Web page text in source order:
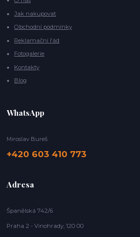
Jak nakupovat
Obchodní podmínky
Reklamační řád
Fotogalerie
Kontakty
Blog
WhatsApp
Miroslav Bureš
+420 603 410 773
Adresa
Španělská 742/6
Praha 2 - Vinohrady, 120 00